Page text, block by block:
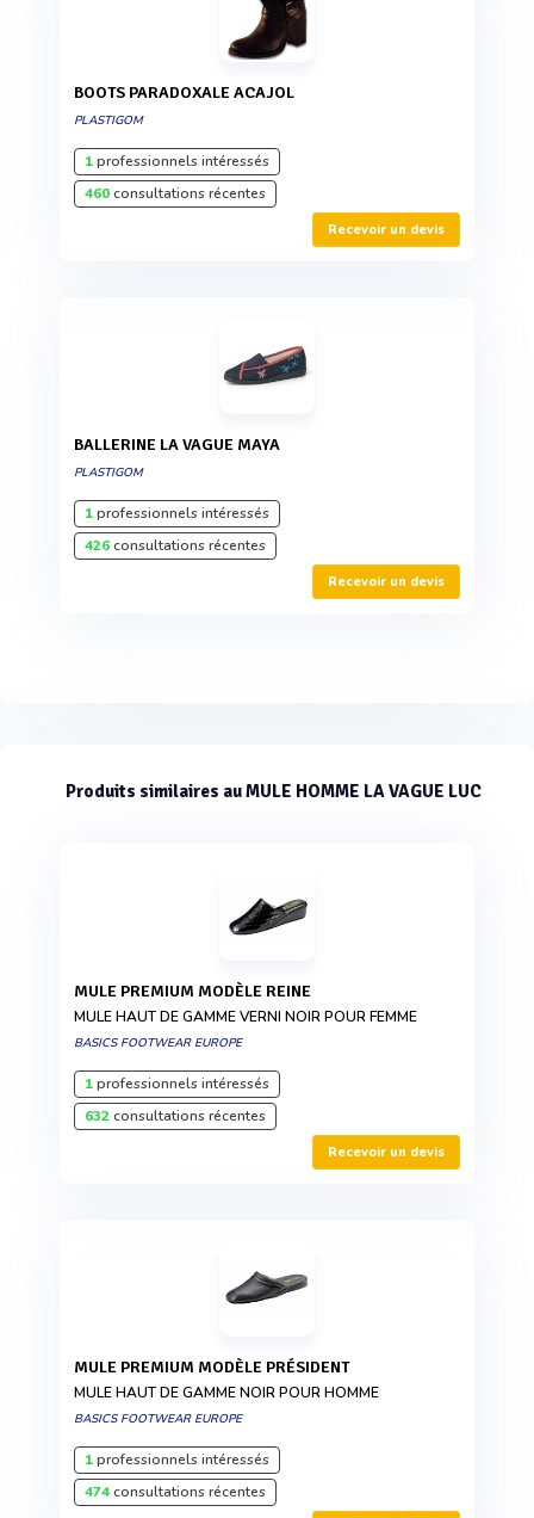
BOOTS PARADOXALE ACAJOL
PLASTIGOM
1professionnels intéressés
460consultations récentes
Recevoir un devis
BALLERINE LA VAGUE MAYA
PLASTIGOM
1professionnels intéressés
426consultations récentes
Recevoir un devis
Produits similaires au MULE HOMME LA VAGUE LUC
MULE PREMIUM MODÈLE REINE
MULE HAUT DE GAMME VERNI NOIR POUR FEMME
BASICS FOOTWEAR EUROPE
1professionnels intéressés
632consultations récentes
Recevoir un devis
MULE PREMIUM MODÈLE PRÉSIDENT
MULE HAUT DE GAMME NOIR POUR HOMME
BASICS FOOTWEAR EUROPE
1professionnels intéressés
474consultations récentes